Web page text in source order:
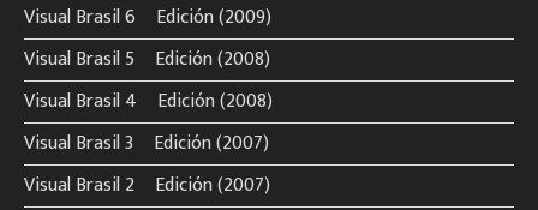
Visual Brasil 6º Edición (2009)
Visual Brasil 5º Edición (2008)
Visual Brasil 4º Edición (2008)
Visual Brasil 3º Edición (2007)
Visual Brasil 2º Edición (2007)